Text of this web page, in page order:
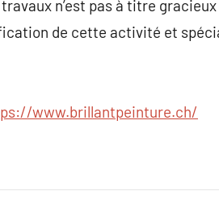
n’est pas à titre
de cette activité et
www.brillantpeinture.ch/